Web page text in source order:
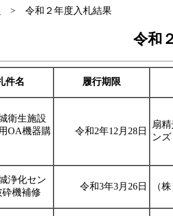
> 令和２年度入札結果
令和
件名 履行期限
衛生施設
OA機器購
令和2年12月28日
扇
ン
浄化セン
機補修
令和3年3月26日 （